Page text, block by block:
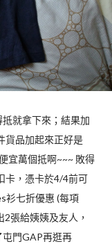
就拿下來；結果加
貨品加起來正好是
宜萬個抵啊~~~ 敗得
卡，憑卡於4/4前可
衫七折優惠 (每項
張給姨姨及友人，
門GAP再逛再